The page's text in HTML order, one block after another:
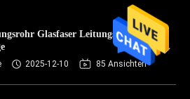
Glasfaser Leitungsrohr
2025-12-10 85 Ansichten